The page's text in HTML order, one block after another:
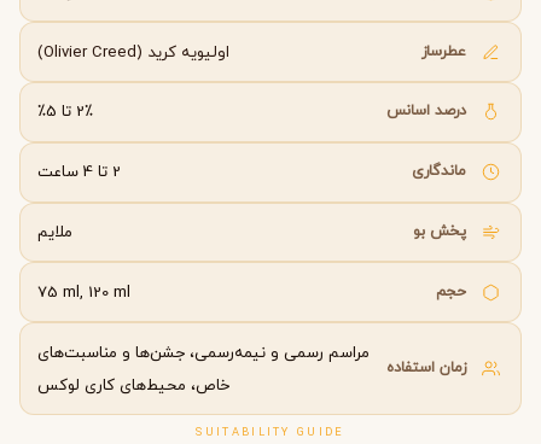
عطرساز اولیویه کرید (Olivier Creed)
درصد اسانس 2٪ تا 5٪
ماندگاری 2 تا 4 ساعت
پخش بو ملایم
حجم 75 ml, 120 ml
زمان استفاده
مراسم رسمی و نیمه‌رسمی، جشن‌ها و مناسبت‌های
خاص، محیط‌های کاری لوکس
SUITABILITY GUIDE